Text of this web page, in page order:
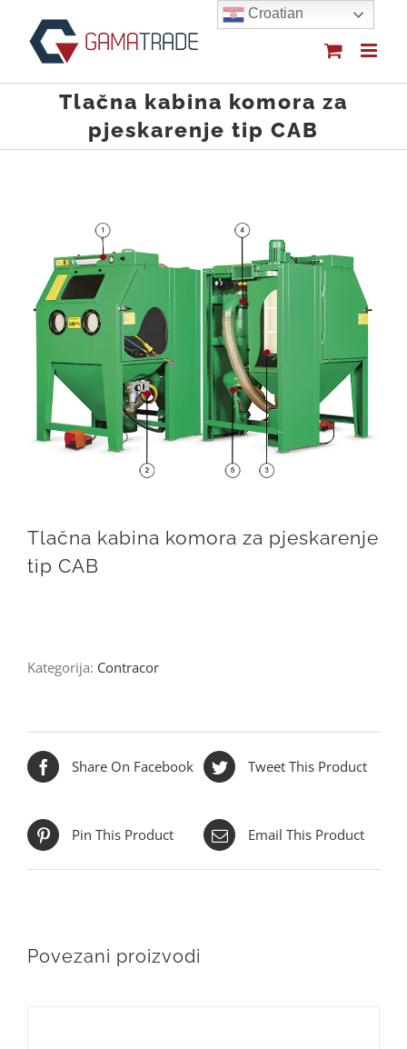
content
Tlačna kabina komora za
pjeskarenje tip CAB
Tlačna kabina komora za pjeskarenje
tip CAB
Kategorija: Contracor
Share On Facebook Tweet This Product
Pin This Product Email This Product
Povezani proizvodi
Croatian